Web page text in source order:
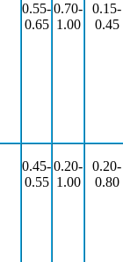
0.55-
0.65
0.70-
1.00
0.15-
0.45
0.45-
0.55
0.20-
1.00
0.20-
0.80